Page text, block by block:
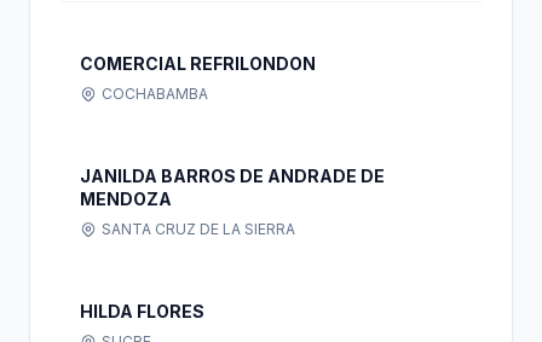
COMERCIAL REFRILONDON
COCHABAMBA
JANILDA BARROS DE ANDRADE DE
MENDOZA
SANTA CRUZ DE LA SIERRA
HILDA FLORES